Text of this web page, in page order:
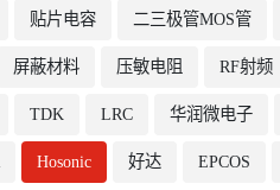
贴片电容 二三极管MOS管
屏蔽材料 压敏电阻 RF射频
TDK LRC 华润微电子
Hosonic 好达 EPCOS